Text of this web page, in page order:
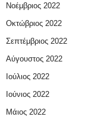
Νοέμβριος 2022
Οκτώβριος 2022
Σεπτέμβριος 2022
Αύγουστος 2022
Ιούλιος 2022
Ιούνιος 2022
Μάιος 2022